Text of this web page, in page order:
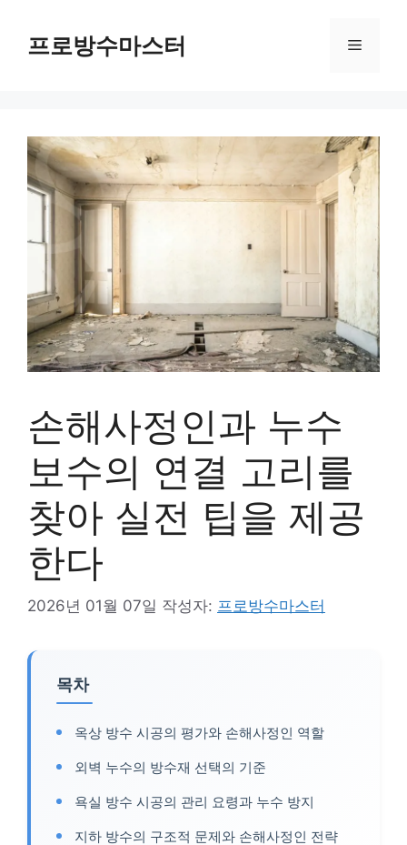
프로방수마스터 메
손해사정인과 누수
보수의 연결 고리를
찾아 실전 팁을 제공
한다
2026년 01월 07일 작성자: 프로방수마스터
목차
옥상 방수 시공의 평가와 손해사정인 역할
외벽 누수의 방수재 선택의 기준
욕실 방수 시공의 관리 요령과 누수 방지
지하 방수의 구조적 문제와 손해사정인 전략